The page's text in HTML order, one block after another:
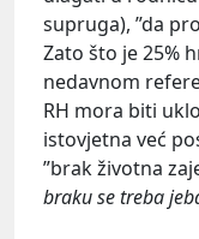
supruga), ”da
Zato što je 25%
nedavnom
RH mora biti
istovjetna već
”brak životna
braku se treba